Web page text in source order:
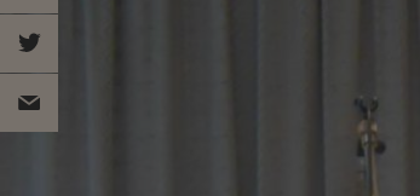
DEEL OP
FACEBOOK
DEEL OP